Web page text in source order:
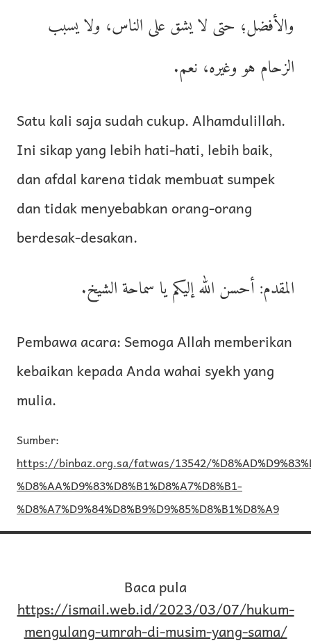
والأفضل؛ حتى لا يشق على الناس، ولا يسبب
الزحام هو وغيره، نعم.
Satu kali saja sudah cukup. Alhamdulillah.
Ini sikap yang lebih hati-hati, lebih baik,
dan afdal karena tidak membuat sumpek
dan tidak menyebabkan orang-orang
berdesak-desakan.
المقدم: أحسن الله إليكم يا سماحة الشيخ.
Pembawa acara: Semoga Allah memberikan
kebaikan kepada Anda wahai syekh yang
mulia.
Sumber:
https://binbaz.org.sa/fatwas/13542/
%D8%AA%D9%83%D8%B1%D8%A7%D8%B1-
%D8%A7%D9%84%D8%B9%D9%85%D8%B1%D8%A9
Baca pula
https://ismail.web.id/2023/03/07/hukum-
mengulang-umrah-di-musim-yang-sama/